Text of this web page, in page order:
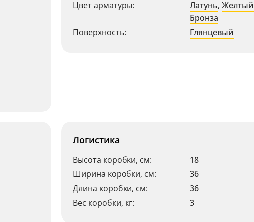
Цвет арматуры: Латунь, Желтый
Бронза
Поверхность:
Глянцевый
Логистика
Высота коробки, см:
18
Ширина коробки, см:
36
Длина коробки, см:
36
Вес коробки, кг:
3